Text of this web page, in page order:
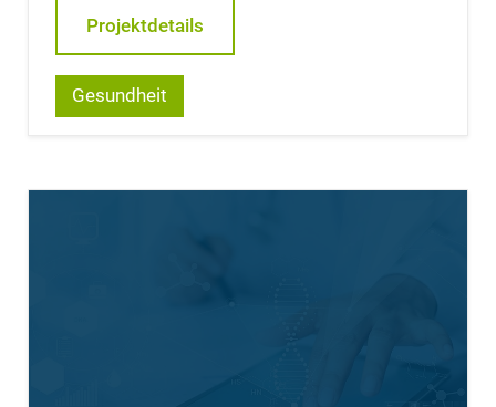
Projektdetails
Gesundheit